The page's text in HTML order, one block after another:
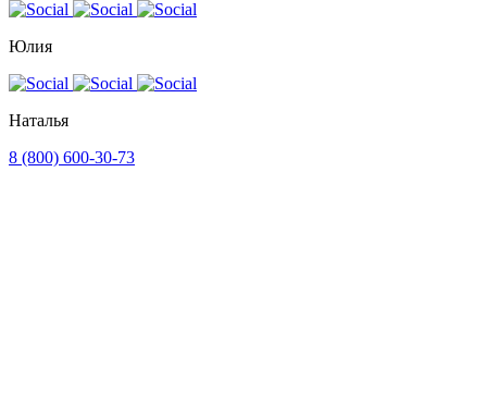
Юлия
Наталья
8 (800) 600-30-73